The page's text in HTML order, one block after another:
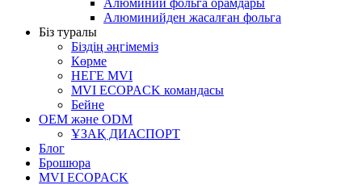
Алюминий фольга орамдары
Алюминийден жасалған фольга
Біз туралы
Біздің әңгімеміз
Көрме
НЕГЕ MVI
MVI ECOPACK командасы
Бейне
OEM және ODM
ҰЗАҚ ДИАСПОРТ
Блог
Брошюра
MVI ECOPACK